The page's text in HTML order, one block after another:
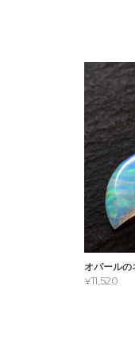
オパールの
¥11,520